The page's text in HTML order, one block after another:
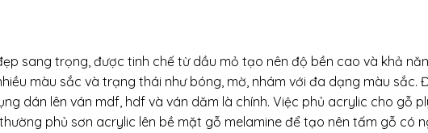
sang trọng, được tinh chế từ dầu mỏ tạo nên độ bền cao và khả
màu sắc và trạng thái như bóng, mờ, nhám với đa dạng màu sắc.
dán lên ván mdf, hdf và ván dăm là chính. Việc phủ acrylic cho gỗ
phủ sơn acrylic lên bề mặt gỗ melamine để tạo nên tấm gỗ có